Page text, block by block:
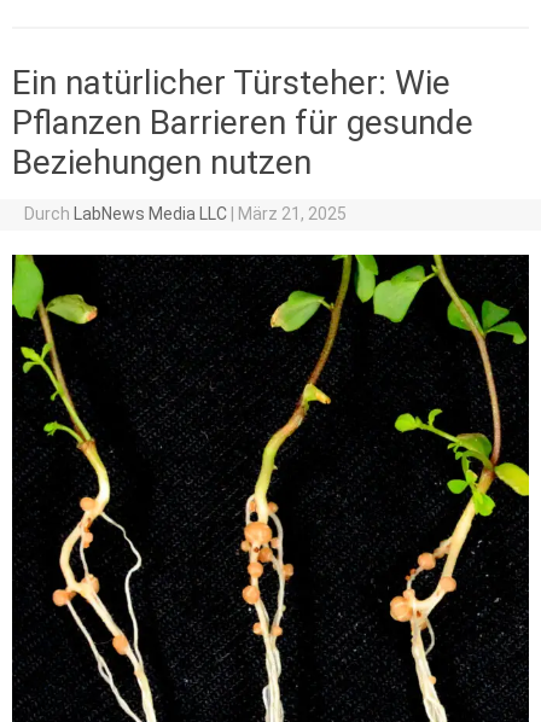
Ein natürlicher Türsteher: Wie
Pflanzen Barrieren für gesunde
Beziehungen nutzen
Durch LabNews Media LLC März 21, 2025